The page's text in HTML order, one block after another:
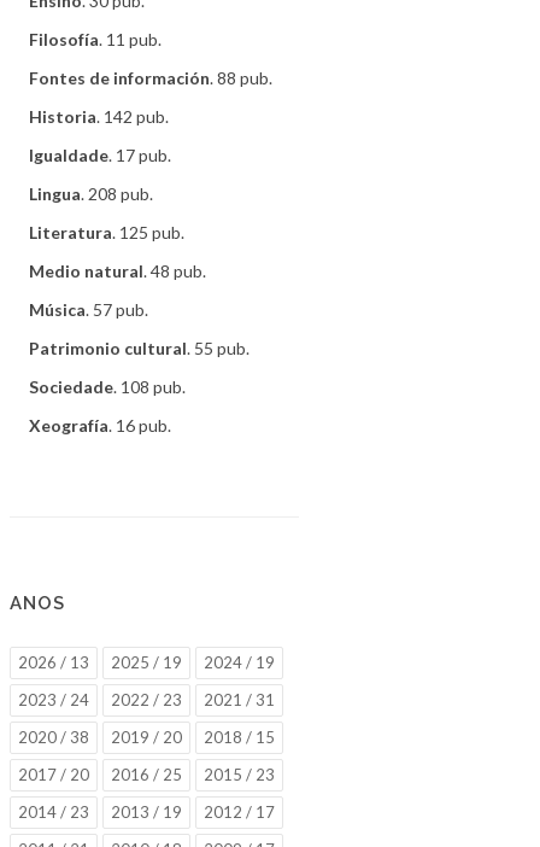
Filosofía. 11 pub.
Fontes de información. 88 pub.
Historia. 142 pub.
Igualdade. 17 pub.
Lingua. 208 pub.
Literatura. 125 pub.
Medio natural. 48 pub.
Música. 57 pub.
Patrimonio cultural. 55 pub.
Sociedade. 108 pub.
Xeografía. 16 pub.
ANOS
2026 / 13 2025 / 19
2024 / 19
2023 / 24
2022 / 23
2021 / 31
2020 / 38
2019 / 20
2018 / 15
2017 / 20
2016 / 25
2015 / 23
2014 / 23
2013 / 19
2012 / 17